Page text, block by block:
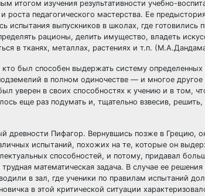
итогом изучения результативности учебно-
педагогического мастерства. Ее
испытания выпускников в школах, где готовились
рационы, делить имущество, владеть
в тканях, металлах, растениях и т.п.
был способен выдержать систему
в полном одиночестве — и многое
уверен в своих способностях к учению и в том,
еще раз подумать и, тщательно взвесив,
древности Пифагор. Вернувшись позже в Грецию,
испытаний, похожих на те, которые он
способностей, и потому, придавал
математическая задача. В случае ее
в зал, где ученики по правилам испытаний
в этой критической ситуации